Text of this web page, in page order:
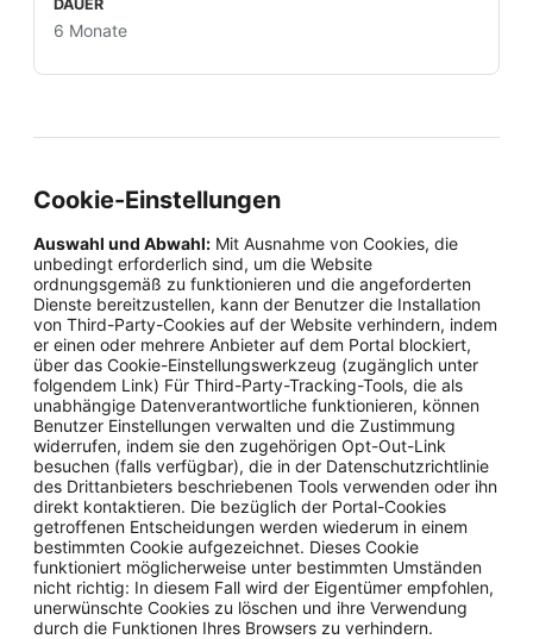
6 Monate
Cookie-Einstellungen
Auswahl und Abwahl: Mit Ausnahme von Cookies, die
unbedingt erforderlich sind, um die Website
ordnungsgemäß zu funktionieren und die angeforderten
Dienste bereitzustellen, kann der Benutzer die Installation
von Third-Party-Cookies auf der Website verhindern, indem
er einen oder mehrere Anbieter auf dem Portal blockiert,
über das Cookie-Einstellungswerkzeug (zugänglich unter
folgendem Link) Für Third-Party-Tracking-Tools, die als
unabhängige Datenverantwortliche funktionieren, können
Benutzer Einstellungen verwalten und die Zustimmung
widerrufen, indem sie den zugehörigen Opt-Out-Link
besuchen (falls verfügbar), die in der Datenschutzrichtlinie
des Drittanbieters beschriebenen Tools verwenden oder ihn
direkt kontaktieren. Die bezüglich der Portal-Cookies
getroffenen Entscheidungen werden wiederum in einem
bestimmten Cookie aufgezeichnet. Dieses Cookie
funktioniert möglicherweise unter bestimmten Umständen
nicht richtig: In diesem Fall wird der Eigentümer empfohlen,
unerwünschte Cookies zu löschen und ihre Verwendung
durch die Funktionen Ihres Browsers zu verhindern.